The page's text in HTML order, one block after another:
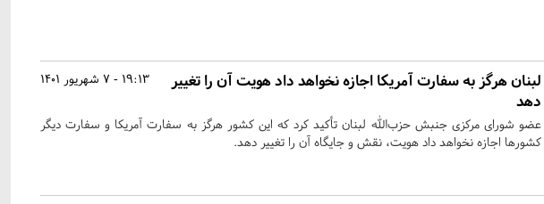
19:13 - 7 شهریور 1401
لبنان هرگز به سفارت آمریکا اجازه نخواهد داد هویت آن را تغییر
دهد
عضو شورای مرکزی جنبش حزب‌الله لبنان تأکید کرد که این کشور هرگز به سفارت آمریکا و سفارت دیگر
کشورها اجازه نخواهد داد هویت، نقش و جایگاه آن را تغییر دهد.